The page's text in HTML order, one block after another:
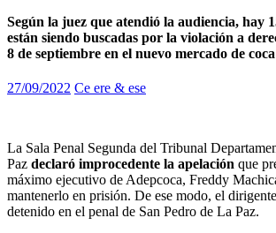
Según la juez que atendió la audiencia, hay
están siendo buscadas por la violación a
8 de septiembre en el nuevo mercado de coca
27/09/2022 Ce ere & ese
La Sala Penal Segunda del Tribunal
Paz declaró improcedente la apelación que
máximo ejecutivo de Adepcoca, Freddy
mantenerlo en prisión. De ese modo, el
detenido en el penal de San Pedro de La Paz.